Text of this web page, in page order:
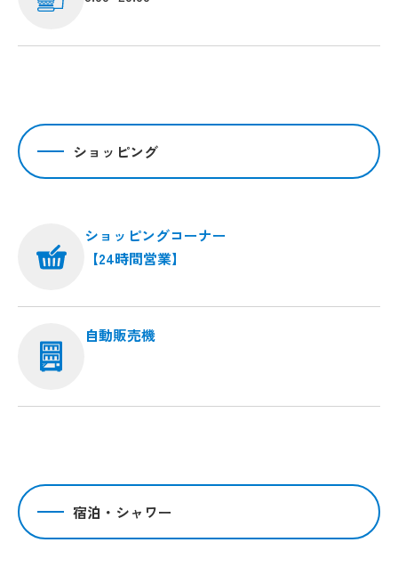
ショッピング
ショッピングコーナー
【24時間営業】
自動販売機
宿泊・シャワー